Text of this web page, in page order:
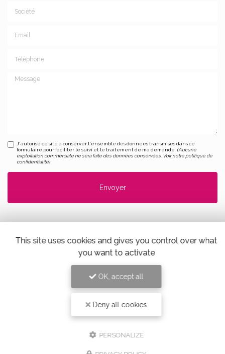
Message
J'autorise ce site à conserver l'ensemble des données transmises dans ce
formulaire pour faciliter le suivi et le traitement de ma demande. (Aucune
exploitation commerciale ne sera faite des données conservées. Voir notrepolitique de
confidentialité)
Alloin Fleurs, Vaugneray
Tel. 04 78 45 85 02
This site uses cookies and gives you control over what
you want to activate
OK, accept all
Deny all cookies
PERSONALIZE